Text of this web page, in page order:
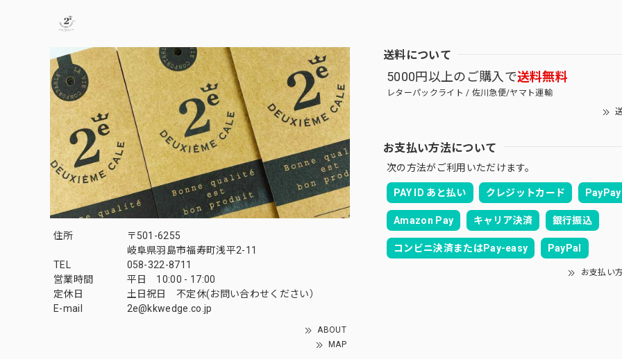
住所
〒501-6255
岐阜県羽島市福寿町浅平2-11
TEL
058-322-8711
営業時間
平日 10:00 - 17:00
定休日
土日祝日 不定休(お問い合わせください）
E-mail
2e@kkwedge.co.jp
ABOUT
MAP
送料について
5000円以上のご購入で送料無料
レターパックライト / 佐川急便/ヤマト運輸
お支払い方法について
次の方法がご利用いただけます。
PAY ID あと払い クレジットカード PayPay
Amazon Pay キャリア決済 銀行振込
コンビニ決済またはPay-easy PayPal
お支払い